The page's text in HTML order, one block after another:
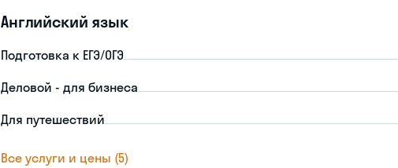
Английский язык
Подготовка к ЕГЭ/ОГЭ
Деловой - для бизнеса
Для путешествий
Все услуги и цены (5)